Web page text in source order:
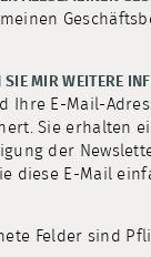
SIE MIR WEITERE
Ihre E-Mail-
Sie erhalten
der
diese E-Mail
Felder sind